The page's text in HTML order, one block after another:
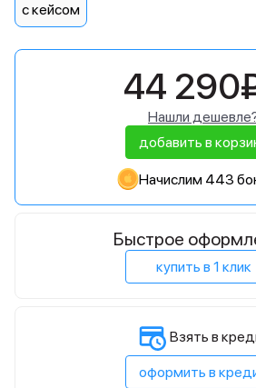
с кейсом
44
Нашли
добавить в
Начислим 443
Быстрое
купить в 1 клик
Взять в
оформить в